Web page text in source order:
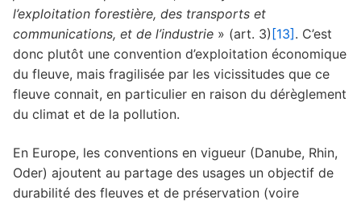
l’exploitation forestière, des transports et
communications, et de l’industrie » (art. 3) [13] . C’est
donc plutôt une convention d’exploitation économique
du fleuve, mais fragilisée par les vicissitudes que ce
fleuve connait, en particulier en raison du dérèglement
du climat et de la pollution.
En Europe, les conventions en vigueur (Danube, Rhin,
Oder) ajoutent au partage des usages un objectif de
durabilité des fleuves et de préservation (voire